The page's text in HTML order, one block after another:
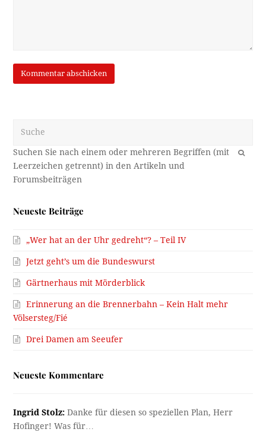
OK
Neueste Beiträge
„Wer hat an der Uhr gedreht“? – Teil IV
Jetzt geht’s um die Bundeswurst
Gärtnerhaus mit Mörderblick
Erinnerung an die Brennerbahn – Kein Halt mehr
Völsersteg/Fié
Drei Damen am Seeufer
Neueste Kommentare
Ingrid Stolz: Danke für diesen so speziellen Plan, Herr
Hofinger! Was für…